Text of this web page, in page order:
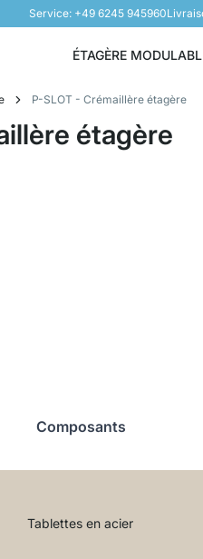
Service: +49 6245 945960
ÉTAGÈRE
P-SLOT - Crémaillère étagère
étagère
Composants
Tablettes en acier